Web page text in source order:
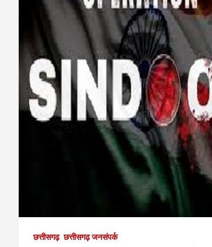
छत्तीसगढ़ छत्तीसगढ़ जनसंपर्क